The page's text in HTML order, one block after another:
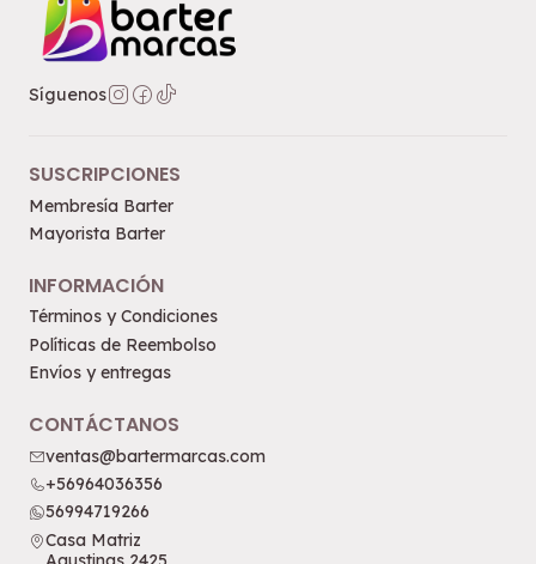
Síguenos
SUSCRIPCIONES
Membresía Barter
Mayorista Barter
INFORMACIÓN
Términos y Condiciones
Políticas de Reembolso
Envíos y entregas
CONTÁCTANOS
ventas@bartermarcas.com
+56964036356
56994719266
Casa Matriz